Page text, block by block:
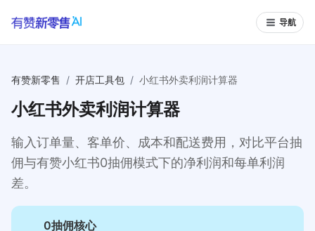
导航
有赞新零售 / 开店工具包 / 小红书外卖利润计算器
小红书外卖利润计算器
输入订单量、客单价、成本和配送费用，对比平台抽
佣与有赞小红书0抽佣模式下的净利润和每单利润
差。
0抽佣核心